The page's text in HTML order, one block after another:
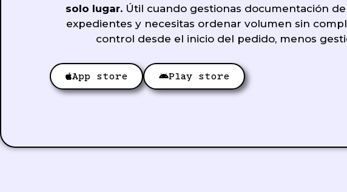
solo lugar. Útil cuando gestionas documentación
expedientes y necesitas ordenar volumen sin
control desde el inicio del pedido, menos
App store Play store